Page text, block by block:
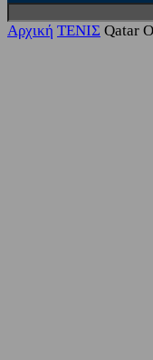
Αρχική ΤΕΝΙΣ Qatar